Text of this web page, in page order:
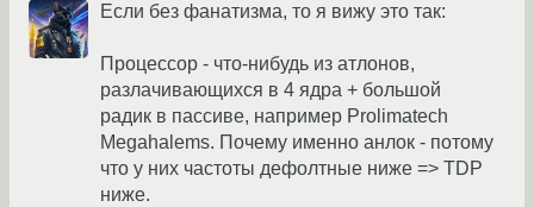
Если без фанатизма, то я вижу это так:
Процессор - что-нибудь из атлонов,
разлачивающихся в 4 ядра + большой
радик в пассиве, например Prolimatech
Megahalems. Почему именно анлок - потому
что у них частоты дефолтные ниже => TDP
ниже.